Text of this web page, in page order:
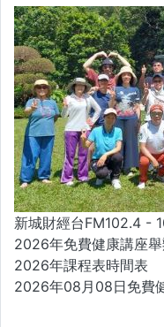
新城財經台FM102.4 -
2026年免費健康講座
2026年課程表時間表
2026年08月08日免費